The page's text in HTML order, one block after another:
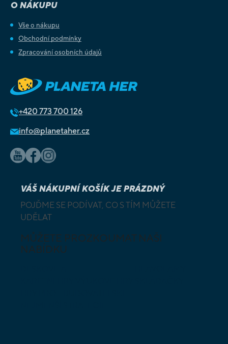
O NÁKUPU
Vše o nákupu
Obchodní podmínky
Zpracování osobních údajů
+420 773 700 126
info@planetaher.cz
VÁŠ NÁKUPNÍ KOŠÍK JE PRÁZDNÝ
POJĎME SE PODÍVAT, CO S TÍM MŮŽETE
UDĚLAT
MŮŽETE PROZKOUMAT NAŠI
NABÍDKU